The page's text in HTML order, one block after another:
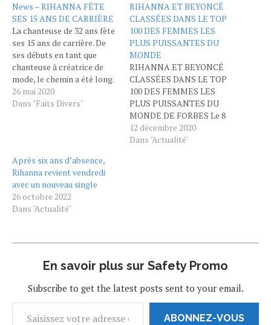
News – RIHANNA FÊTE
SES 15 ANS DE CARRIÈRE
La chanteuse de 32 ans fête
ses 15 ans de carrière. De
ses débuts en tant que
chanteuse à créatrice de
mode, le chemin a été long.
Tout a commencé grâce à
une seule rencontre quand
Robyn Rihanna…
26 mai 2020
Dans "Faits Divers"
RIHANNA ET BEYONCÉ
CLASSÉES DANS LE TOP
100 DES FEMMES LES
PLUS PUISSANTES DU
MONDE
RIHANNA ET BEYONCÉ
CLASSÉES DANS LE TOP
100 DES FEMMES LES
PLUS PUISSANTES DU
MONDE DE FORBES Le 8
décembre, le
prestigieux magazine
12 décembre 2020
Dans "Actualité"
Après six ans d’absence,
Rihanna revient vendredi
avec un nouveau single
26 octobre 2022
Dans "Actualité"
En savoir plus sur Safety Promo
Subscribe to get the latest posts sent to your email.
ABONNEZ-VOUS